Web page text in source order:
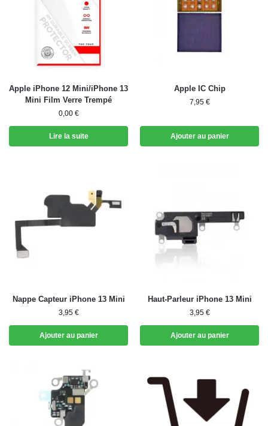
Apple iPhone 12 Mini/iPhone 13
Mini Film Verre Trempé
0,00 €
Lire la suite
Apple IC Chip
7,95 €
Ajouter au panier
Nappe Capteur iPhone 13 Mini
3,95 €
Ajouter au panier
Haut-Parleur iPhone 13 Mini
3,95 €
Ajouter au panier